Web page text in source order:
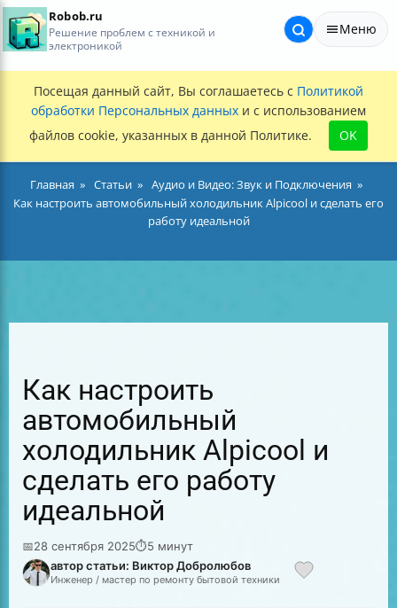
Robob.ru
Решение проблем с техникой и
электроникой
Меню
Посещая данный сайт, Вы соглашаетесь с Политикой
обработки Персональных данных и с использованием
файлов cookie, указанных в данной Политике.
OK
Главная Статьи
Аудио и Видео: Звук и Подключения
Как настроить автомобильный холодильник Alpicool и сделать его
работу идеальной
Как настроить
автомобильный
холодильник Alpicool и
сделать его работу
идеальной
📅28 сентября 2025⏱5 минут
автор статьи: Виктор Добролюбов
Инженер / мастер по ремонту бытовой техники